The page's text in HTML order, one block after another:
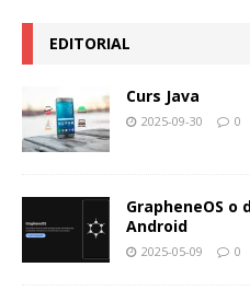
EDITORIAL
Curs Java
2025-09-30 0
GrapheneOS
Android
2025-05-09 0